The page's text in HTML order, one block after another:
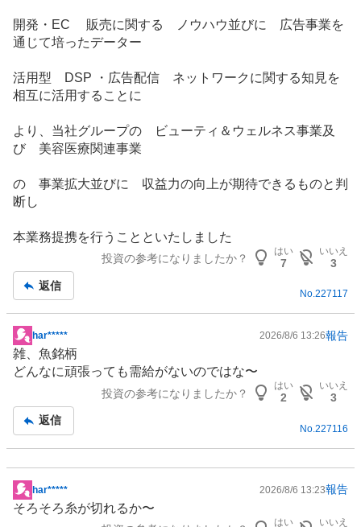
開発・EC 販売に関する ノウハウ並びに 広告事業を
通じて培ったデーター
活用型 DSP ・広告配信 ネットワークに関する知見を
相互に活用することに
より、当社グループの ビューティ＆ウェルネス事業及
び 美容医療関連事業
の 事業拡大並びに 収益力の向上が期待できるものと判
断し
本業務提携を行うことといたしました
投資の参考になりましたか？
はい
7
いいえ
3
返信
No.227117
掲
示
板
har***** 2026/8/6 13:26報告
雑、魚銘柄
どんなに頑張っても需給がないのではな〜
投資の参考になりましたか？
はい
2
いいえ
3
返信
No. 227116
掲
示
har***** 2026/8/6 13:23報告
そろそろ糸が切れるか〜
はい いいえ